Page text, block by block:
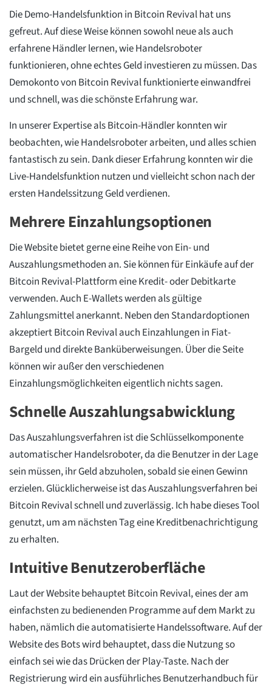
Die Demo-Handelsfunktion in Bitcoin Revival hat uns
gefreut. Auf diese Weise können sowohl neue als auch
erfahrene Händler lernen, wie Handelsroboter
funktionieren, ohne echtes Geld investieren zu müssen. Das
Demokonto von Bitcoin Revival funktionierte einwandfrei
und schnell, was die schönste Erfahrung war.
In unserer Expertise als Bitcoin-Händler konnten wir
beobachten, wie Handelsroboter arbeiten, und alles schien
fantastisch zu sein. Dank dieser Erfahrung konnten wir die
Live-Handelsfunktion nutzen und vielleicht schon nach der
ersten Handelssitzung Geld verdienen.
Mehrere Einzahlungsoptionen
Die Website bietet gerne eine Reihe von Ein- und
Auszahlungsmethoden an. Sie können für Einkäufe auf der
Bitcoin Revival-Plattform eine Kredit- oder Debitkarte
verwenden. Auch E-Wallets werden als gültige
Zahlungsmittel anerkannt. Neben den Standardoptionen
akzeptiert Bitcoin Revival auch Einzahlungen in Fiat-
Bargeld und direkte Banküberweisungen. Über die Seite
können wir außer den verschiedenen
Einzahlungsmöglichkeiten eigentlich nichts sagen.
Schnelle Auszahlungsabwicklung
Das Auszahlungsverfahren ist die Schlüsselkomponente
automatischer Handelsroboter, da die Benutzer in der Lage
sein müssen, ihr Geld abzuholen, sobald sie einen Gewinn
erzielen. Glücklicherweise ist das Auszahlungsverfahren bei
Bitcoin Revival schnell und zuverlässig. Ich habe dieses Tool
genutzt, um am nächsten Tag eine Kreditbenachrichtigung
zu erhalten.
Intuitive Benutzeroberfläche
Laut der Website behauptet Bitcoin Revival, eines der am
einfachsten zu bedienenden Programme auf dem Markt zu
haben, nämlich die automatisierte Handelssoftware. Auf der
Website des Bots wird behauptet, dass die Nutzung so
einfach sei wie das Drücken der Play-Taste. Nach der
Registrierung wird ein ausführliches Benutzerhandbuch für